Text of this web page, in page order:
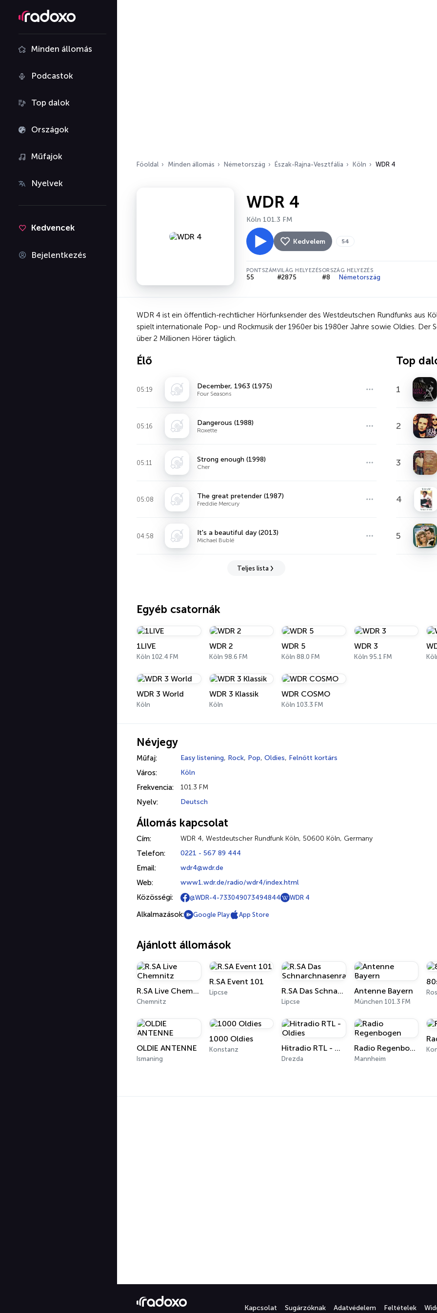
Minden állomás
Podcastok
Top dalok
Országok
Műfajok
Nyelvek
Kedvencek
Bejelentkezés
Főoldal Minden állomás Németország Észak-Rajna-Vesztfália Köln WDR 4
WDR 4
Köln 101.3 FM
Kedvelem 54
PONTSZÁM
55
VILÁG HELYEZÉS
#2875
ORSZÁG HELYEZÉS
#8 Németország
WDR 4 ist ein öffentlich-rechtlicher Hörfunksender des Westdeutschen Rundfunks aus
spielt internationale Pop- und Rockmusik der 1960er bis 1980er Jahre sowie Oldies.
über 2 Millionen Hörer täglich.
Élő
05:19 December, 1963 (1975)
Four Seasons
05:16 Dangerous (1988)
Roxette
05:11 Strong enough (1998)
Cher
05:08 The great pretender (1987)
Freddie Mercury
04:58 It's a beautiful day (2013)
Michael Bublé
Teljes lista
Top
1
2
3
4
5
Egyéb csatornák
1LIVE
Köln 102.4 FM
WDR 2
Köln 98.6 FM
WDR 5
Köln 88.0 FM
WDR 3
Köln 95.1 FM
WDR 3 World
Köln
WDR 3 Klassik
Köln
WDR COSMO
Köln 103.3 FM
Névjegy
Műfaj: Easy listening, Rock, Pop, Oldies, Felnőtt kortárs
Város: Köln
Frekvencia: 101.3 FM
Nyelv: Deutsch
Állomás kapcsolat
Cím: WDR 4, Westdeutscher Rundfunk Köln, 50600 Köln, Germany
Telefon: 0221 - 567 89 444
Email: wdr4@wdr.de
Web: www1.wdr.de/radio/wdr4/index.html
Közösségi: @WDR-4-733049073494844 WDR 4
Alkalmazások: Google Play App Store
Ajánlott állomások
R.SA Live Chemnitz
Chemnitz
R.SA Event 101
Lipcse R.SA Das Schnarchnasenradio
Lipcse
Antenne Bayern
München 101.3 FM
OLDIE ANTENNE
Ismaning
1000 Oldies
Konstanz Hitradio RTL - Oldies
Drezda
Radio Regenbogen
Mannheim
Kapcsolat Sugárzóknak Adatvédelem Feltételek